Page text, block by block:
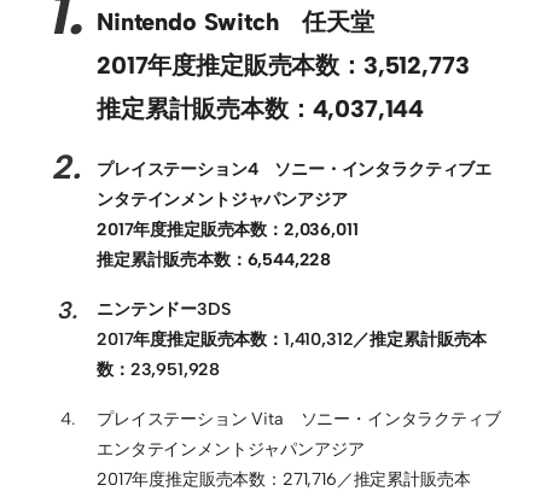
Nintendo Switch 任天堂
2017年度推定販売本数：3,512,773
推定累計販売本数：4,037,144
プレイステーション4 ソニー・インタラクティブエ
ンタテインメントジャパンアジア
2017年度推定販売本数：2,036,011
推定累計販売本数：6,544,228
ニンテンドー3DS
2017年度推定販売本数：1,410,312／推定累計販売本
数：23,951,928
プレイステーション Vita ソニー・インタラクティブ
エンタテインメントジャパンアジア
2017年度推定販売本数：271,716／推定累計販売本